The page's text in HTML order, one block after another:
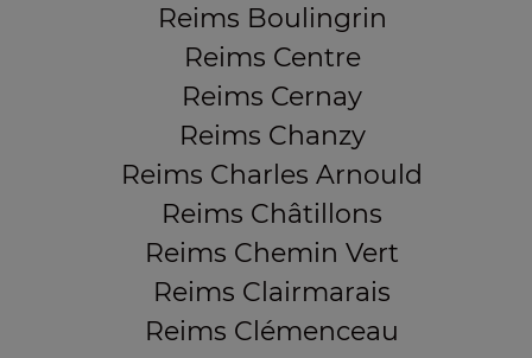
Reims Boulingrin
Reims Centre
Reims Cernay
Reims Chanzy
Reims Charles Arnould
Reims Châtillons
Reims Chemin Vert
Reims Clairmarais
Reims Clémenceau